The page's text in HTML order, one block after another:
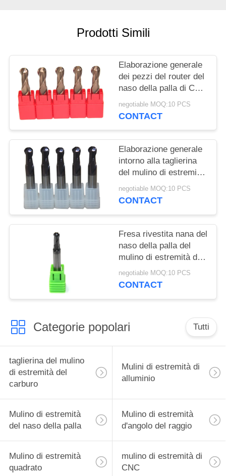
Prodotti Simili
Elaborazione generale
dei pezzi del router del
naso della palla di CNC
del carburo di
tungsteno
negotiable MOQ:10 PCS
CONTACT
Elaborazione generale
intorno alla taglierina
del mulino di estremità
del naso per la lega di
nichel dell'acciaio
negotiable MOQ:10 PCS
CONTACT
Fresa rivestita nana del
naso della palla del
mulino di estremità del
naso della palla/quattro
flauto
negotiable MOQ:10 PCS
CONTACT
Categorie popolari Tutti
taglierina del mulino
di estremità del
carburo
Mulini di estremità di
alluminio
Mulino di estremità
del naso della palla
Mulino di estremità
d'angolo del raggio
Mulino di estremità
quadrato
mulino di estremità di
CNC